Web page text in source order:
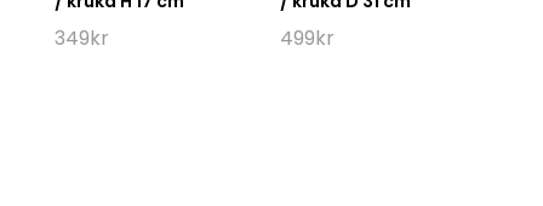
349kr 499kr